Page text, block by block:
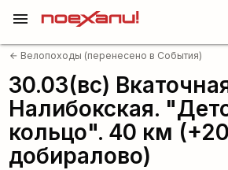
menu
arrow_back Велопоходы (перенесено в События)
30.03(вс)
Налибокская.
кольцо". 40 км (+20
добиралово)